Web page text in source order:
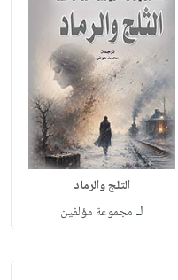
الثلج والرماد
لـ مجموعة مؤلفين